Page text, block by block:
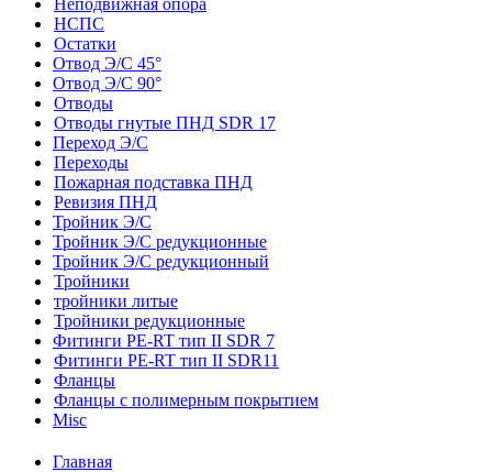
Неподвижная опора
НСПС
Остатки
Отвод Э/С 45°
Отвод Э/С 90°
Отводы
Отводы гнутые ПНД SDR 17
Переход Э/С
Переходы
Пожарная подставка ПНД
Ревизия ПНД
Тройник Э/С
Тройник Э/С редукционные
Тройник Э/С редукционный
Тройники
тройники литые
Тройники редукционные
Фитинги PE-RT тип II SDR 7
Фитинги PE-RT тип II SDR11
Фланцы
Фланцы с полимерным покрытием
Misc
Главная